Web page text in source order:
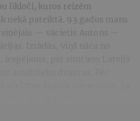
līkloči, kuros reizēm
nekā pateiktā. 93 gadus mans
viņējais — vācietis Antons —
Izrādās, viņš nāca no